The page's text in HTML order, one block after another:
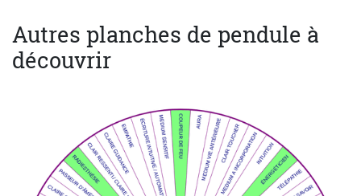
Autres planches de pendule à
découvrir